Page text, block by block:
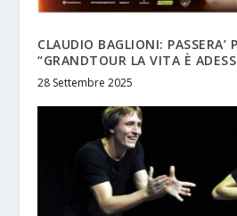
CLAUDIO BAGLIONI: PASSERA’
“GRANDTOUR LA VITA È
28 Settembre 2025